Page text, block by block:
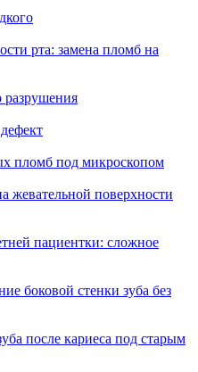
рта: замена пломб на
разрушения
пломб под микроскопом
жевательной поверхности
пациентки: сложное
боковой стенки зуба без
после кариеса под старым